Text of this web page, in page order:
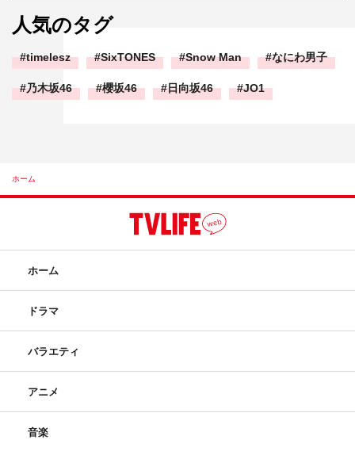
人気のタグ
timelesz SixTONES Snow Man なにわ男子
乃木坂46 櫻坂46 日向坂46 JO1
ホーム
ホーム
ドラマ
バラエティ
アニメ
音楽